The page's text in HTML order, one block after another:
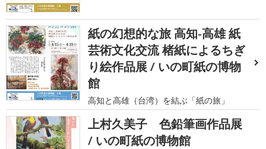
紙の幻想的な旅 高知-高雄 紙
芸術文化交流 楮紙によるちぎ
り絵作品展 / いの町紙の博物
館
高知と高雄（台湾）を結ぶ「紙の旅」
上村久美子 色鉛筆画作品展
/ いの町紙の博物館